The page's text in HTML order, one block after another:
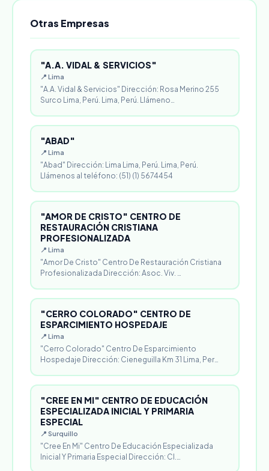
Otras Empresas
"A.A. VIDAL & SERVICIOS"
📍 Lima
"A.A. Vidal & Servicios" Dirección: Rosa Merino 255
Surco Lima, Perú. Lima, Perú. Llámeno…
"ABAD"
📍 Lima
"Abad" Dirección: Lima Lima, Perú. Lima, Perú.
Llámenos al teléfono: (51) (1) 5674454
"AMOR DE CRISTO" CENTRO DE
RESTAURACIÓN CRISTIANA
PROFESIONALIZADA
📍 Lima
"Amor De Cristo" Centro De Restauración Cristiana
Profesionalizada Dirección: Asoc. Viv. …
"CERRO COLORADO" CENTRO DE
ESPARCIMIENTO HOSPEDAJE
📍 Lima
"Cerro Colorado" Centro De Esparcimiento
Hospedaje Dirección: Cieneguilla Km 31 Lima, Per…
"CREE EN MI" CENTRO DE EDUCACIÓN
ESPECIALIZADA INICIAL Y PRIMARIA
ESPECIAL
📍 Surquillo
"Cree En Mi" Centro De Educación Especializada
Inicial Y Primaria Especial Dirección: Cl.…